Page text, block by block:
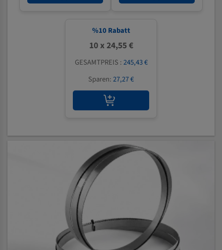
%10 Rabatt
10 x 24,55 €
GESAMTPREIS :245,43 €
Sparen:27,27 €